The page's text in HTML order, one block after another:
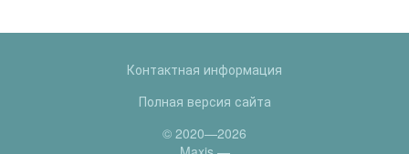
Контактная информация
Полная версия сайта
© 2020—2026